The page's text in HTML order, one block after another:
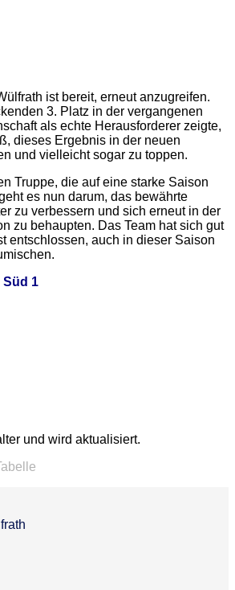
ist bereit, erneut anzugreifen.
3. Platz in der vergangenen
als echte Herausforderer zeigte,
dieses Ergebnis in der neuen
und vielleicht sogar zu toppen.
Truppe, die auf eine starke Saison
es nun darum, das bewährte
zu verbessern und sich erneut in der
zu behaupten. Das Team hat sich gut
entschlossen, auch in dieser Saison
Süd 1
und wird aktualisiert.